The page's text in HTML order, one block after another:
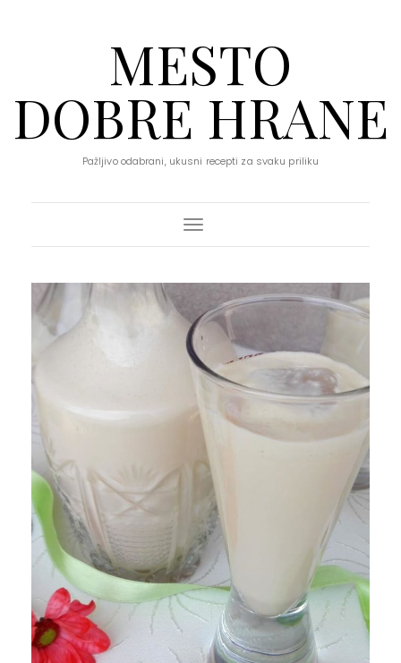
MESTO
DOBRE HRANE
Pažljivo odabrani, ukusni recepti za svaku priliku
Toggle Navigation